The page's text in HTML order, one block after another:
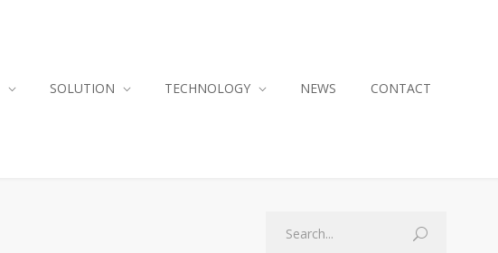
SOLUTION TECHNOLOGY NEWS CONTACT